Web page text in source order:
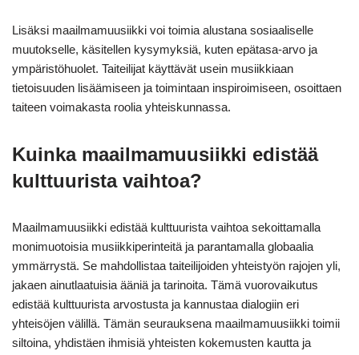
Lisäksi maailmamuusiikki voi toimia alustana sosiaaliselle
muutokselle, käsitellen kysymyksiä, kuten epätasa-arvo ja
ympäristöhuolet. Taiteilijat käyttävät usein musiikkiaan
tietoisuuden lisäämiseen ja toimintaan inspiroimiseen, osoittaen
taiteen voimakasta roolia yhteiskunnassa.
Kuinka maailmamuusiikki edistää
kulttuurista vaihtoa?
Maailmamuusiikki edistää kulttuurista vaihtoa sekoittamalla
monimuotoisia musiikkiperinteitä ja parantamalla globaalia
ymmärrystä. Se mahdollistaa taiteilijoiden yhteistyön rajojen yli,
jakaen ainutlaatuisia ääniä ja tarinoita. Tämä vuorovaikutus
edistää kulttuurista arvostusta ja kannustaa dialogiin eri
yhteisöjen välillä. Tämän seurauksena maailmamuusiikki toimii
siltoina, yhdistäen ihmisiä yhteisten kokemusten kautta ja